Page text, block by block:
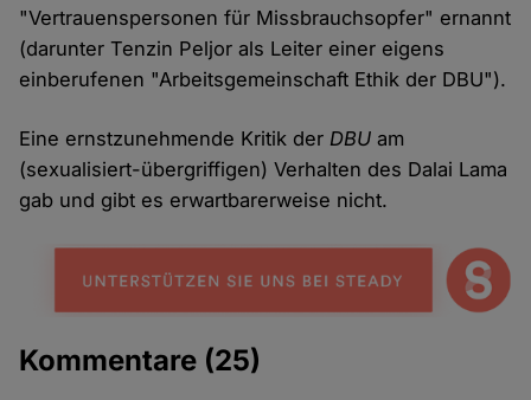
"Vertrauenspersonen für Missbrauchsopfer" ernannt
(darunter Tenzin Peljor als Leiter einer eigens
einberufenen "Arbeitsgemeinschaft Ethik der DBU").
Eine ernstzunehmende Kritik der DBU am
(sexualisiert-übergriffigen) Verhalten des Dalai Lama
gab und gibt es erwartbarerweise nicht.
Kommentare (25)